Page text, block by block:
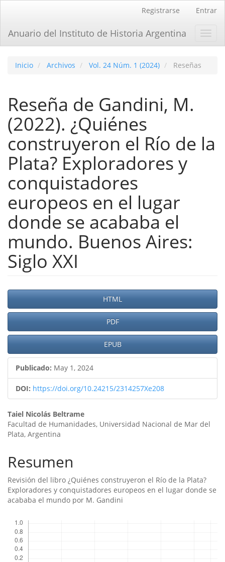
principal
Barra
Registrarse Entrar
Anuario del Instituto de Historia Argentina
Inicio Archivos Vol. 24 Núm. 1 (2024) Reseñas
Reseña de Gandini, M.
(2022). ¿Quiénes
construyeron el Río de la
Plata? Exploradores y
conquistadores
europeos en el lugar
donde se acababa el
mundo. Buenos Aires:
Siglo XXI
Barra
lateral
del
artículo
HTML
PDF
EPUB
Publicado: May 1, 2024
DOI: https://doi.org/10.24215/2314257Xe208
Contenido
principal
artículo
Taiel Nicolás Beltrame
Facultad de Humanidades, Universidad Nacional de Mar del
Plata, Argentina
Resumen
Revisión del libro ¿Quiénes construyeron el Río de la Plata?
Exploradores y conquistadores europeos en el lugar donde se
acababa el mundo por M. Gandini